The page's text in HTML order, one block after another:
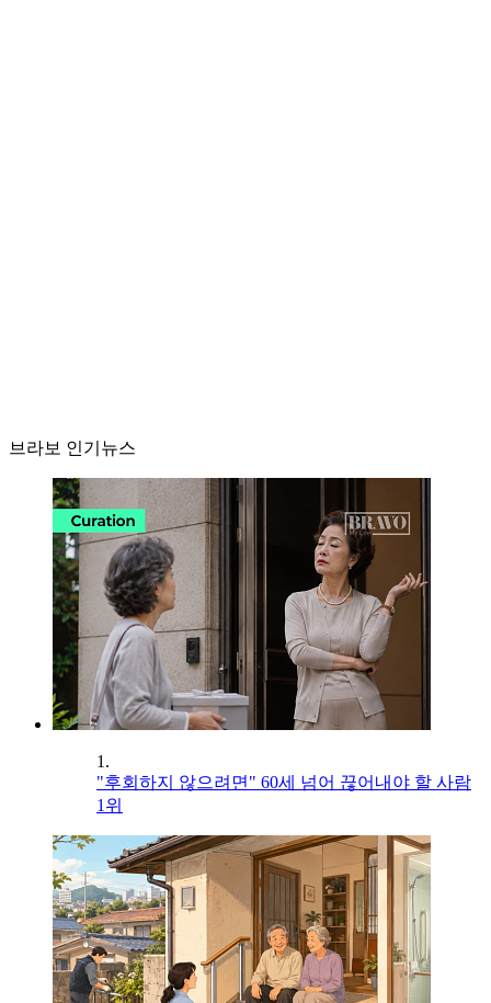
브라보 인기뉴스
1.
"후회하지 않으려면" 60세 넘어 끊어내야 할 사람
1위